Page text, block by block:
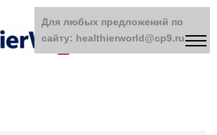
Для любых предложений по
сайту: healthierworld@cp9.ru